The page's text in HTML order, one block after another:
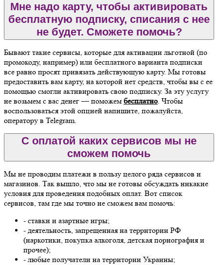
Мне надо карту, чтобы активировать
бесплатную подписку, списания с нее
не будет. Сможете помочь?
Бывают такие сервисы, которые для активации льготной (по
промокоду, например) или бесплатного варианта подписки
все равно просят привязать действующую карту. Мы готовы
предоставить вам карту, на которой нет средств, чтобы вы с ее
помощью смогли активировать свою подписку. За эту услугу
не возьмем с вас денег — поможем бесплатно. Чтобы
воспользоваться этой опцией напишите, пожалуйста,
оператору в Telegram.
С оплатой каких сервисов мы не
сможем помочь
Мы не проводим платежи в пользу целого ряда сервисов и
магазинов. Так вышло, что мы не готовы обсуждать никакие
условия для проведения подобных оплат. Вот список
сервисов, там где мы точно не сможем вам помочь:
- ставки и азартные игры;
- деятельность, запрещенная на территории РФ
(наркотики, покупка алкоголя, детская порнография и
прочее);
- любые получатели на территории Украины;